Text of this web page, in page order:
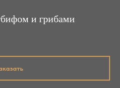
и грибами